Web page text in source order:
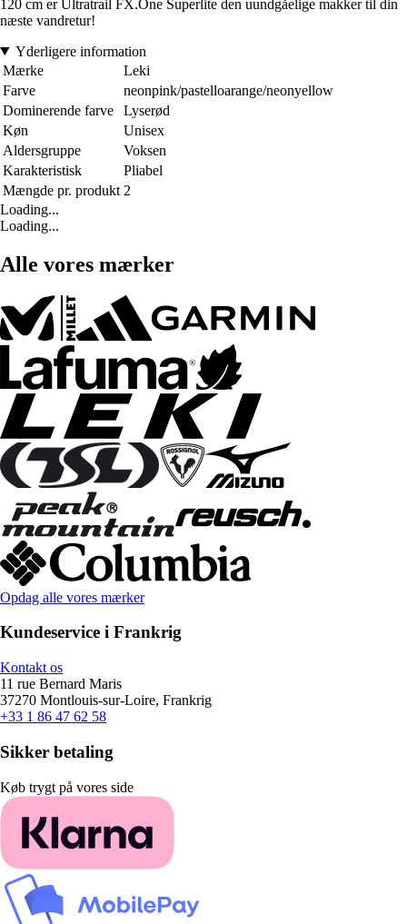
120 cm er Ultratrail FX.One Superlite den uundgåelige makker til din
næste vandretur!
Yderligere information
Mærke
Leki
Farve
neonpink/pastelloarange/neonyellow
Dominerende farve
Lyserød
Køn
Unisex
Aldersgruppe
Voksen
Karakteristisk
Pliabel
Mængde pr. produkt 2
Loading...
Loading...
Alle vores mærker
Opdag alle vores mærker
Kundeservice i Frankrig
Kontakt os
11 rue Bernard Maris
37270 Montlouis-sur-Loire, Frankrig
+33 1 86 47 62 58
Sikker betaling
Køb trygt på vores side